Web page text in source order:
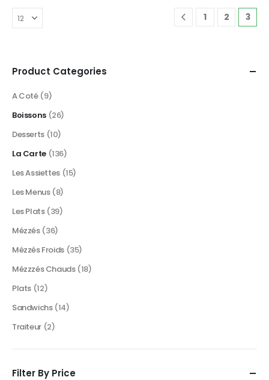
1 2 3
Product Categories
A Coté (9)
Boissons (26)
Desserts (10)
La Carte (136)
Les Assiettes (15)
Les Menus (8)
Les Plats (39)
Mézzés (36)
Mézzés Froids (35)
Mézzzés Chauds (18)
Plats (12)
Sandwichs (14)
Traiteur (2)
Filter By Price